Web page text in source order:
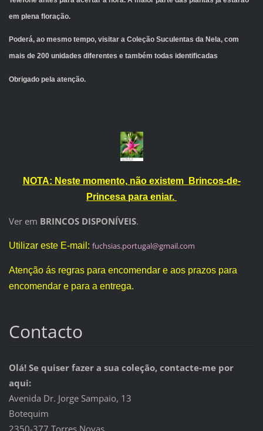
em plena floração.
Poderá, ao mesmo tempo, visitar a Coleção Suculentas da Nela, com
mais de 200 unidades diferentes e também todas identificadas
Obrigado pela atenção.
NOTA: Neste momento, não existem Brincos-de-
Princesa para eniar.
Ver em BRINCOS DISPONÍVEIS.
Utilizar este E-mail: fuchsias.portugal@gmail.com
Atenção ás regras para encomendar e aos prazos para
encomendar e para a entrega.
Contacto
Olá! Se quiser fazer a sua coleção, contacte-me por
aqui:
Avenida Dr. Jorge Sampaio, 13
Botequim
2350-377 Torres Novas